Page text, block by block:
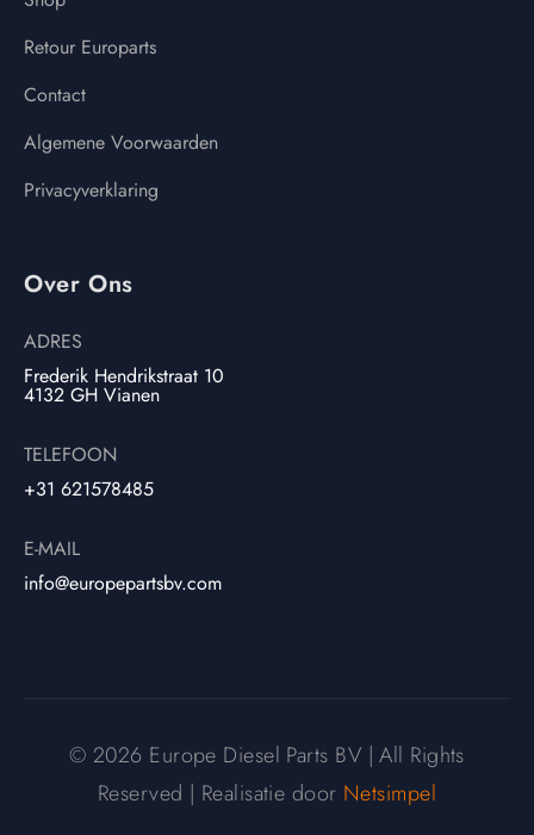
Retour Europarts
Contact
Algemene Voorwaarden
Privacyverklaring
Over Ons
ADRES
Frederik Hendrikstraat 10
4132 GH Vianen
TELEFOON
+31 621578485
E-MAIL
info@europepartsbv.com
© 2026 Europe Diesel Parts BV | All Rights
Reserved | Realisatie door Netsimpel